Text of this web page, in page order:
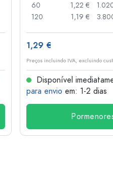
60
1,22 €
120
1,19 €
1,29 €
Preços incluindo IVA, excluindo
Disponível
para envio em: 1-2 dias